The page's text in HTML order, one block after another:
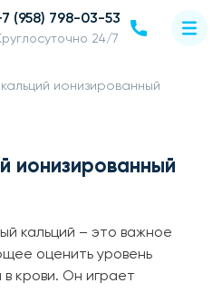
(958) 798-03-53
24/7
ионизированный
ионизированный
кальций – это важное
оценить уровень
крови. Он играет